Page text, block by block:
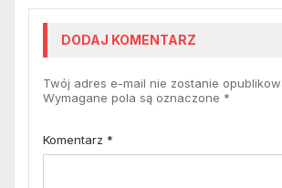
DODAJ KOMENTARZ
Twój adres e-mail nie zostanie
Wymagane pola są oznaczone *
Komentarz *